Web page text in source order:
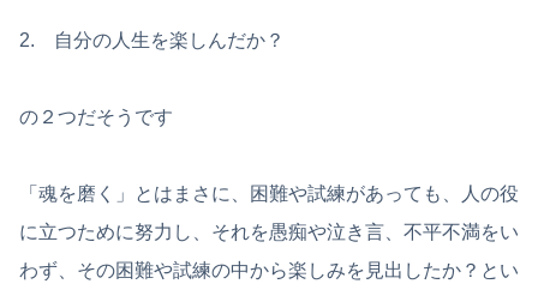
2. 自分の人生を楽しんだか？
の２つだそうです
「魂を磨く」とはまさに、困難や試練があっても、人の役
に立つために努力し、それを愚痴や泣き言、不平不満をい
わず、その困難や試練の中から楽しみを見出したか？とい